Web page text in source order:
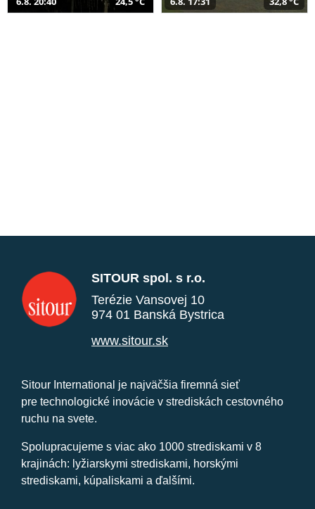
SITOUR spol. s r.o.
Terézie Vansovej 10
974 01 Banská Bystrica
www.sitour.sk
Sitour International je najväčšia firemná sieť
pre technologické inovácie v strediskách cestovného
ruchu na svete.
Spolupracujeme s viac ako 1000 strediskami v 8
krajinách: lyžiarskymi strediskami, horskými
strediskami, kúpaliskami a ďalšími.